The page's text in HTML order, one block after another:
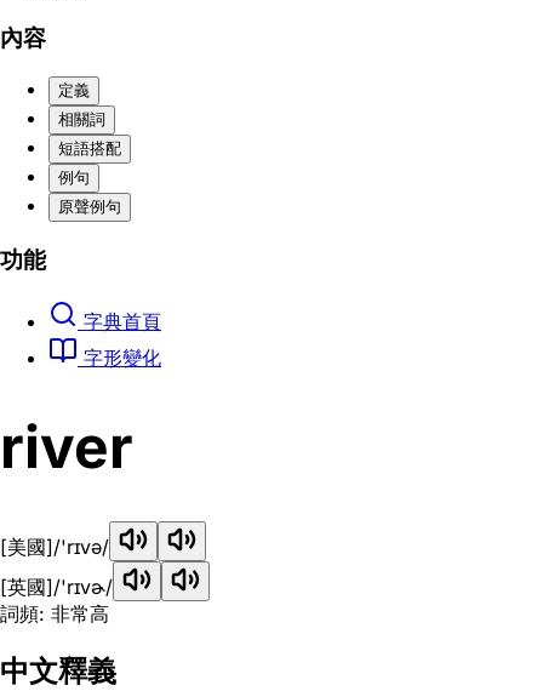
內容
定義
相關詞
短語搭配
例句
原聲例句
功能
字典首頁
字形變化
river
[美國]/'rɪvə/
[英國]/'rɪvɚ/
詞頻: 非常高
中文釋義